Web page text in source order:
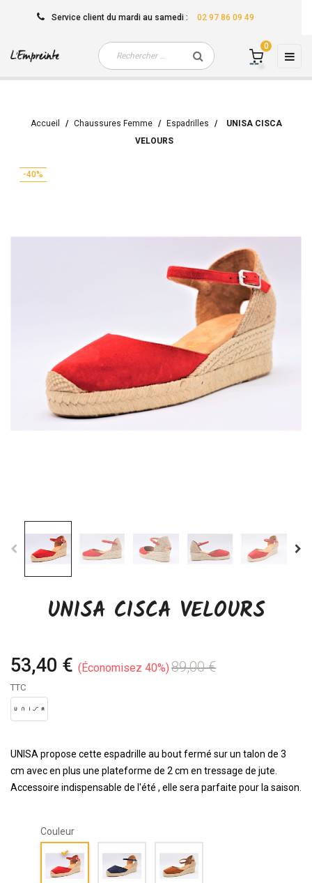
Service client du mardi au samedi : 02 97 86 09 49
☰
0
Accueil Chaussures Femme Espadrilles
UNISA CISCA
VELOURS
-40%
UNISA CISCA VELOURS
53,40 € Économisez 40% 89,00 €
TTC
UNISA propose cette espadrille au bout fermé sur un talon de 3
cm avec en plus une plateforme de 2 cm en tressage de jute.
Accessoire indispensable de l'été , elle sera parfaite pour la saison.
Couleur